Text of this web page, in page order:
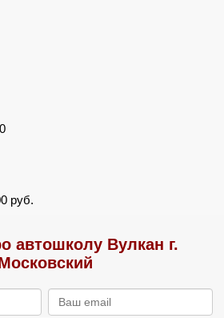
руб.
автошколу Вулкан г.